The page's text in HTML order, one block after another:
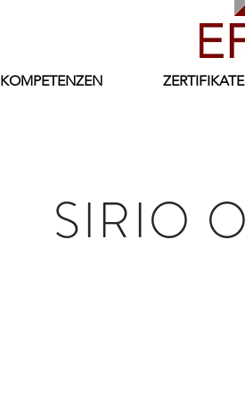
KOMPETENZEN ZERTIFIKATE
SIRIO